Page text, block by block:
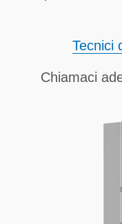
Tecnici
Chiamaci